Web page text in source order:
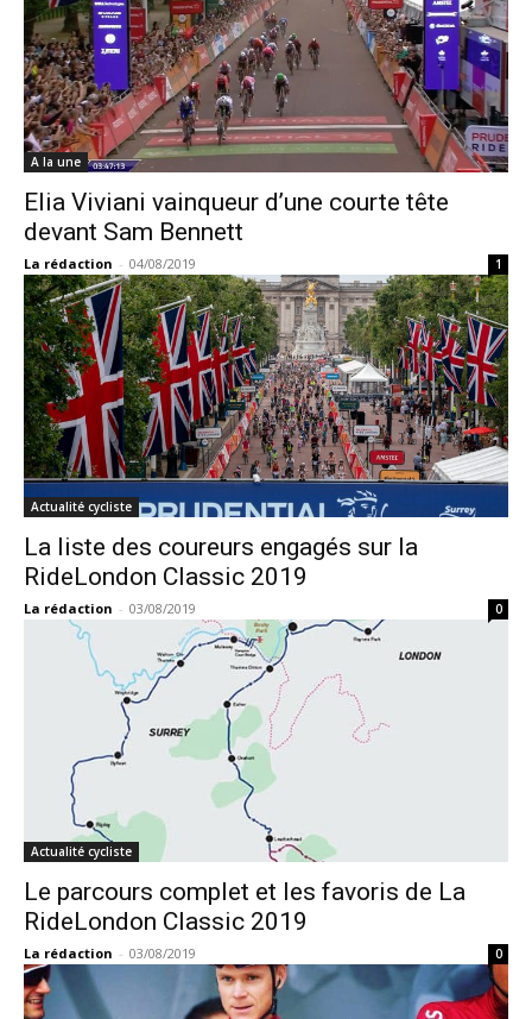
A la une
Elia Viviani vainqueur d’une courte tête
devant Sam Bennett
La rédaction - 04/08/2019 1
Actualité cycliste
La liste des coureurs engagés sur la
RideLondon Classic 2019
La rédaction - 03/08/2019 0
Actualité cycliste
Le parcours complet et les favoris de La
RideLondon Classic 2019
La rédaction - 03/08/2019 0